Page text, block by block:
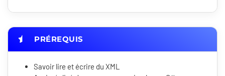
PRÉREQUIS
Savoir lire et écrire du XML